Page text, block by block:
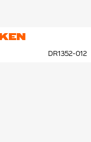
DR1352-012